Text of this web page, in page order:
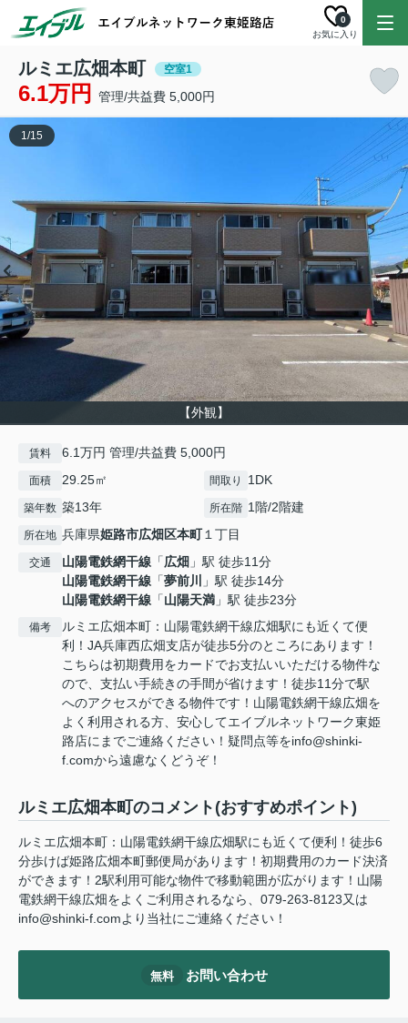
お気に入り
0
ルミエ広畑本町 空室1
6.1万円 管理/共益費 5,000円
【外観】
1/15
賃料 6.1万円 管理/共益費 5,000円
面積 29.25㎡ 間取り 1DK
築年数 築13年 所在階 1階/2階建
所在地 兵庫県姫路市広畑区本町１丁目
交通 山陽電鉄網干線 「広畑 」駅 徒歩11分
山陽電鉄網干線 「夢前川
」駅 徒歩14分
山陽電鉄網干線 「山陽天満 」駅 徒歩23分
備考
ルミエ広畑本町：山陽電鉄網干線広畑駅にも近くて便
利！JA兵庫西広畑支店が徒歩5分のところにあります！
こちらは初期費用をカードでお支払いいただける物件な
ので、支払い手続きの手間が省けます！徒歩11分で駅
へのアクセスができる物件です！山陽電鉄網干線広畑を
よく利用される方、安心してエイブルネットワーク東姫
路店にまでご連絡ください！疑問点等をinfo@shinki-
f.comから遠慮なくどうぞ！
ルミエ広畑本町のコメント(おすすめポイント)
ルミエ広畑本町：山陽電鉄網干線広畑駅にも近くて便利！徒歩6
分歩けば姫路広畑本町郵便局があります！初期費用のカード決済
ができます！2駅利用可能な物件で移動範囲が広がります！山陽
電鉄網干線広畑をよくご利用されるなら、079-263-8123又は
info@shinki-f.comより当社にご連絡ください！
無料 お問い合わせ